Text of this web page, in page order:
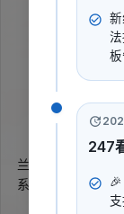
兰迪与周杰相恋多
系。为了走出情伤
却被一班爱闹事
247